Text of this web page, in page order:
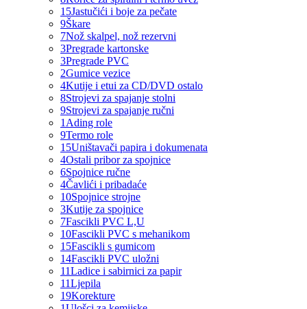
15Jastučići i boje za pečate
9Škare
7Nož skalpel, nož rezervni
3Pregrade kartonske
3Pregrade PVC
2Gumice vezice
4Kutije i etui za CD/DVD ostalo
8Strojevi za spajanje stolni
9Strojevi za spajanje ručni
1 Ading role
9Termo role
15Uništavači papira i dokumenata
4Ostali pribor za spojnice
6Spojnice ručne
4Čavlići i pribadaće
10Spojnice strojne
3Kutije za spojnice
7Fascikli PVC L,U
10Fascikli PVC s mehanikom
15Fascikli s gumicom
14Fascikli PVC uložni
11Ladice i sabirnici za papir
11Ljepila
19Korekture